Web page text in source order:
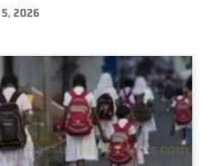
2026